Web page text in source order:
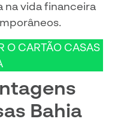
na vida financeira
O CARTÃO CASAS
Bahia